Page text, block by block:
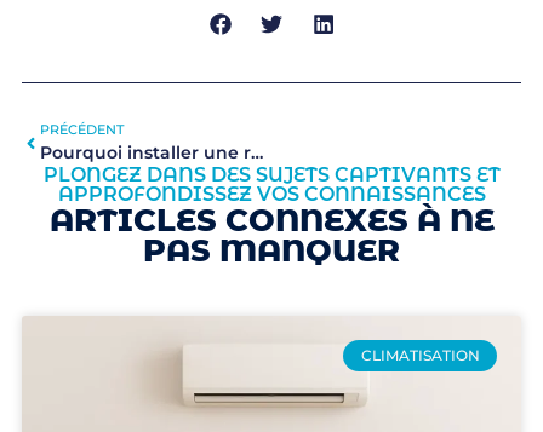
PRÉCÉDENT
Pourquoi installer une robinetterie éco-responsable dans votre maison ?
PLONGEZ DANS DES SUJETS CAPTIVANTS ET
APPROFONDISSEZ VOS CONNAISSANCES
ARTICLES CONNEXES À NE
PAS MANQUER
CLIMATISATION